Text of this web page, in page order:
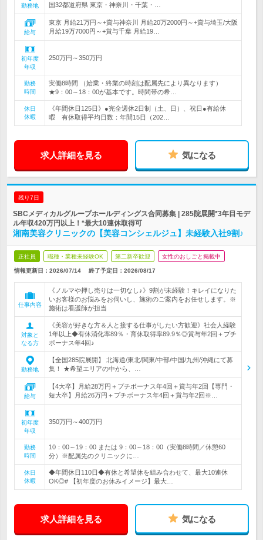
勤務地
国32都道府県 東京・神奈川・千葉・…
給与
東京 月給21万円～+賞与神奈川 月給20万2000円～+賞与埼玉/大阪
月給19万7000円～+賞与千葉 月給19…
初年度
年収
250万円～350万円
勤務
時間
実働8時間 （始業・終業の時刻は配属先により異なります）
★9：00～18：00が基本です。時間帯の希…
休日
休暇
《年間休日125日》●完全週休2日制（土、日）、祝日●有給休
暇 有休取得平均日数：年間15日（202…
求人詳細を見る 気になる
残り7日
SBCメディカルグループホールディングス合同募集 | 285院展開*3年目モデ
ル年収420万円以上！*最大10連休取得可
湘南美容クリニックの【美容コンシェルジュ】未経験入社9割♪
正社員 職種・業種未経験OK 第二新卒歓迎 女性のおしごと掲載中
情報更新日：2026/07/14 終了予定日： 2026/08/17
仕事内容
《ノルマや押し売りは一切なし♪》9割が未経験！キレイになりた
いお客様のお悩みをお伺いし、施術のご案内をお任せします。※
施術は看護師が担当
対象と
なる方
《美容が好きな方＆人と接する仕事がしたい方歓迎》社会人経験
1年以上◆有休消化率89％・育休取得率89.9％◎賞与年2回＋プチ
ボーナス年4回♪
勤務地
【全国285院展開】 北海道/東北/関東/中部/中国/九州/沖縄にて募
集！ ★希望エリアの中から、…
給与
【4大卒】月給28万円＋プチボーナス年4回＋賞与年2回【専門・
短大卒】月給26万円＋プチボーナス年4回＋賞与年2回※…
初年度
年収
350万円～400万円
勤務
時間
10：00～19：00 または 9：00～18：00（実働8時間／休憩60
分）※配属先のクリニックに…
休日
休暇
◆年間休日110日◆有休と希望休を組み合わせて、最大10連休
OK◎# 【初年度のお休みイメージ】最大…
求人詳細を見る 気になる